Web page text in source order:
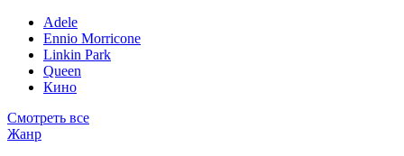
Adele
Ennio Morricone
Linkin Park
Queen
Кино
Смотреть все
Жанр